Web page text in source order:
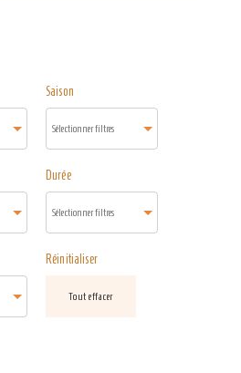
Saison
Durée
Réinitialiser
Tout effacer